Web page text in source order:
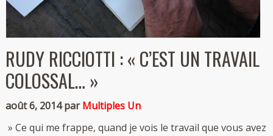
RUDY RICCIOTTI : « C’EST UN TRAVAIL
COLOSSAL… »
août 6, 2014 parMultiples Un
» Ce qui me frappe, quand je vois le travail que vous avez